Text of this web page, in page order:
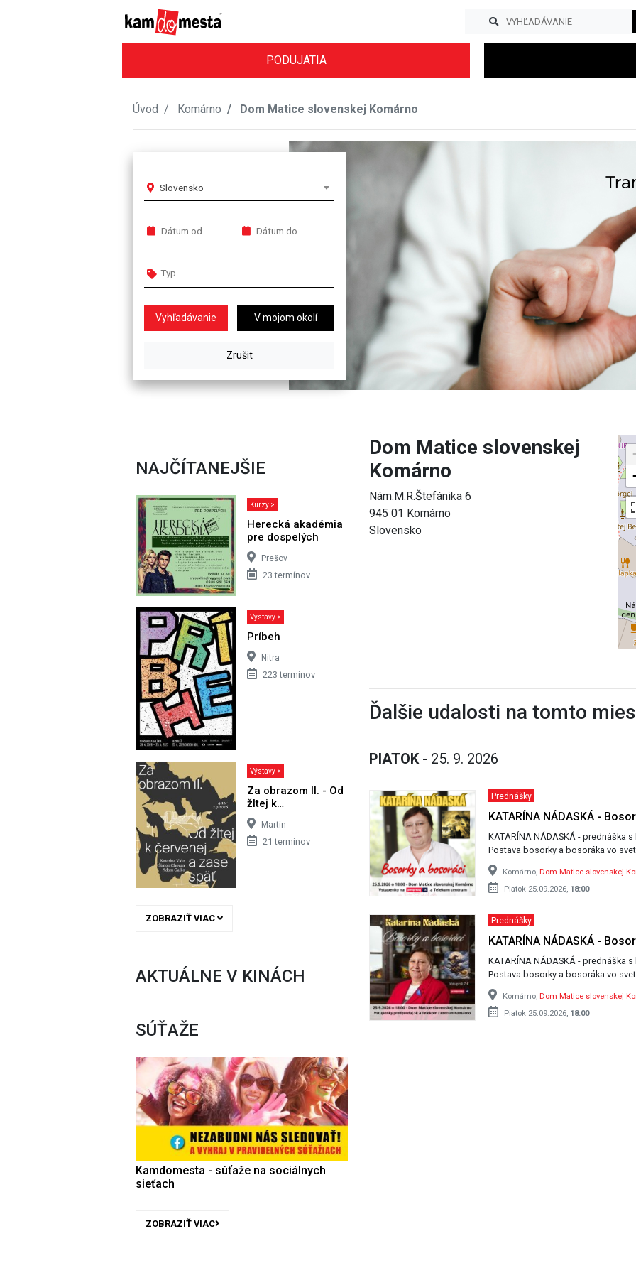
PODUJATIA
Úvod Komárno Dom Matice slovenskej Komárno
Slovensko
V mojom okolí
NAJČÍTANEJŠIE
Kurzy >
Herecká akadémia
pre dospelých
Prešov
23 termínov
Výstavy >
Príbeh
Nitra
223 termínov
Výstavy >
Za obrazom II. - Od
žltej k…
Martin
21 termínov
ZOBRAZIŤ VIAC
AKTUÁLNE V KINÁCH
SÚŤAŽE
Kamdomesta - súťaže na sociálnych
sieťach
ZOBRAZIŤ VIAC
Dom Matice slovenskej
Komárno
Nám.M.R.Štefánika 6
945 01 Komárno
Slovensko
Ďalšie udalosti na tomto
PIATOK - 25. 9. 2026
Prednášky
KATARÍNA NÁDASKÁ -
KATARÍNA NÁDASKÁ - prednáška
Postava bosorky a bosoráka vo
Komárno, Dom Matice slovenskej
Piatok 25.09.2026, 18:00
Prednášky
KATARÍNA NÁDASKÁ -
KATARÍNA NÁDASKÁ - prednáška
Postava bosorky a bosoráka vo
Komárno, Dom Matice slovenskej
Piatok 25.09.2026, 18:00